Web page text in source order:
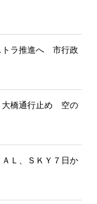
トラ推進へ 市行政
大橋通行止め 空の
Ｌ、ＳＫＹ７日か